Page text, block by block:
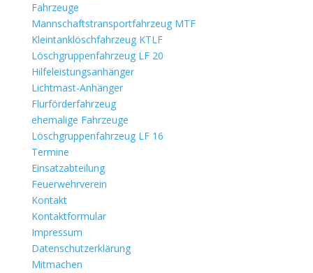
Fahrzeuge
Mannschaftstransportfahrzeug MTF
Kleintanklöschfahrzeug KTLF
Löschgruppenfahrzeug LF 20
Hilfeleistungsanhänger
Lichtmast-Anhänger
Flurförderfahrzeug
ehemalige Fahrzeuge
Löschgruppenfahrzeug LF 16
Termine
Einsatzabteilung
Feuerwehrverein
Kontakt
Kontaktformular
Impressum
Datenschutzerklärung
Mitmachen